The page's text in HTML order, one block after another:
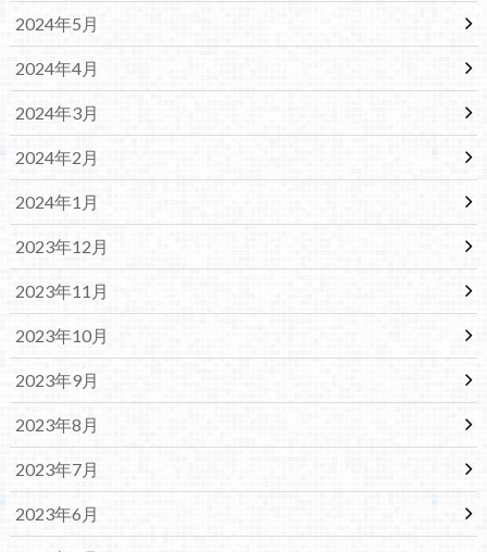
2024年5月
2024年4月
2024年3月
2024年2月
2024年1月
2023年12月
2023年11月
2023年10月
2023年9月
2023年8月
2023年7月
2023年6月